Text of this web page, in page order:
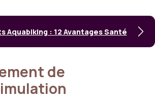
Aquabiking : 12 Avantages Santé
de